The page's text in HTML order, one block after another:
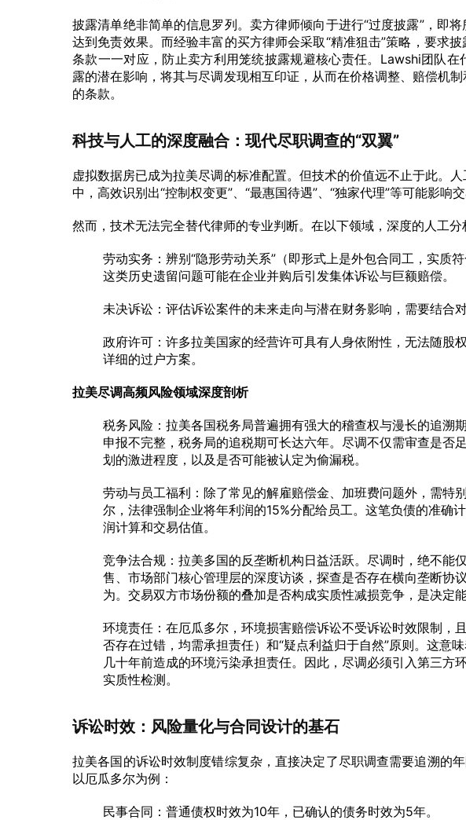
披露清单绝非简单的信息罗列。卖方律师倾向于进行“过度披露”，即
达到免责效果。而经验丰富的买方律师会采取“精准狙击”策略，要求
条款一一对应，防止卖方利用笼统披露规避核心责任。Lawshi团队
露的潜在影响，将其与尽调发现相互印证，从而在价格调整、赔偿机
的条款。
科技与人工的深度融合：现代尽职调查的“双翼”
虚拟数据房已成为拉美尽调的标准配置。但技术的价值远不止于此。
中，高效识别出“控制权变更”、“最惠国待遇”、“独家代理”等可能影响
然而，技术无法完全替代律师的专业判断。在以下领域，深度的人工分
劳动实务：辨别“隐形劳动关系”（即形式上是外包合同工，实质
这类历史遗留问题可能在企业并购后引发集体诉讼与巨额赔偿。
未决诉讼：评估诉讼案件的未来走向与潜在财务影响，需要结合
政府许可：许多拉美国家的经营许可具有人身依附性，无法随股
详细的过户方案。
拉美尽调高频风险领域深度剖析
税务风险：拉美各国税务局普遍拥有强大的稽查权与漫长的追溯
申报不完整，税务局的追税期可长达六年。尽调不仅需审查是否
划的激进程度，以及是否可能被认定为偷漏税。
劳动与员工福利：除了常见的解雇赔偿金、加班费问题外，需特
尔，法律强制企业将年利润的15%分配给员工。这笔负债的准确
润计算和交易估值。
竞争法合规：拉美多国的反垄断机构日益活跃。尽调时，绝不能
售、市场部门核心管理层的深度访谈，探查是否存在横向垄断协
为。交易双方市场份额的叠加是否构成实质性减损竞争，是决定
环境责任：在厄瓜多尔，环境损害赔偿诉讼不受诉讼时效限制，
否存在过错，均需承担责任）和“疑点利益归于自然”原则。这意
几十年前造成的环境污染承担责任。因此，尽调必须引入第三方
实质性检测。
诉讼时效：风险量化与合同设计的基石
拉美各国的诉讼时效制度错综复杂，直接决定了尽职调查需要追溯的年
以厄瓜多尔为例：
民事合同：普通债权时效为10年，已确认的债务时效为5年。